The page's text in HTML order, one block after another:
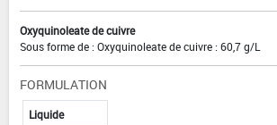
Oxyquinoleate de cuivre
Sous forme de : Oxyquinoleate de cuivre : 60,7 g/L
FORMULATION
Liquide